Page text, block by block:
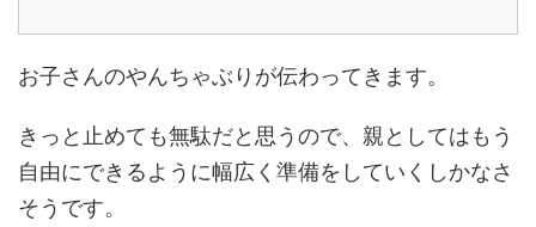
お子さんのやんちゃぶりが伝わってきます。
きっと止めても無駄だと思うので、親としてはもう
自由にできるように幅広く準備をしていくしかなさ
そうです。